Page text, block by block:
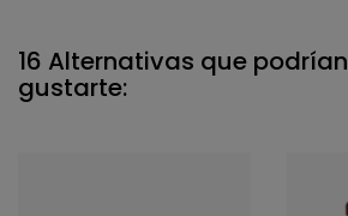
16 Alternativas que podrían
gustarte: